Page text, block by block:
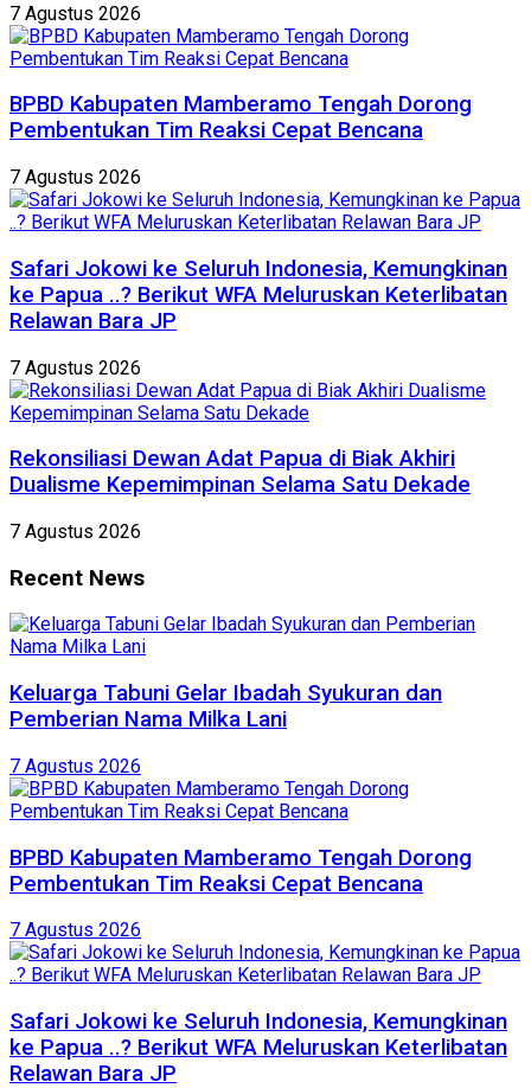
7 Agustus 2026
BPBD Kabupaten Mamberamo Tengah Dorong
Pembentukan Tim Reaksi Cepat Bencana
7 Agustus 2026
Safari Jokowi ke Seluruh Indonesia, Kemungkinan
ke Papua ..? Berikut WFA Meluruskan Keterlibatan
Relawan Bara JP
7 Agustus 2026
Rekonsiliasi Dewan Adat Papua di Biak Akhiri
Dualisme Kepemimpinan Selama Satu Dekade
7 Agustus 2026
Recent News
Keluarga Tabuni Gelar Ibadah Syukuran dan
Pemberian Nama Milka Lani
7 Agustus 2026
BPBD Kabupaten Mamberamo Tengah Dorong
Pembentukan Tim Reaksi Cepat Bencana
7 Agustus 2026
Safari Jokowi ke Seluruh Indonesia, Kemungkinan
ke Papua ..? Berikut WFA Meluruskan Keterlibatan
Relawan Bara JP